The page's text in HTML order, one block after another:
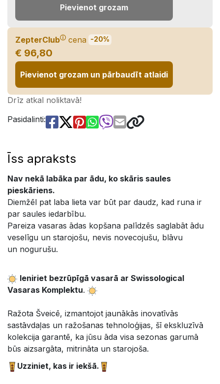
Pievienot grozam
ZepterClubⓘ cena -20%
€ 96,80
Pievienot grozam un pārbaudīt atlaidi
Drīz atkal noliktavā!
Pasidalinti:
Īss apraksts
Nav nekā labāka par ādu, ko skāris saules
pieskāriens.
Diemžēl pat laba lieta var būt par daudz, kad runa ir
par saules iedarbību.
Pareiza vasaras ādas kopšana palīdzēs saglabāt ādu
veselīgu un starojošu, nevis novecojušu, blāvu
un nogurušu.
Ieniriet bezrūpīgā vasarā ar Swissological
Vasaras Komplektu.
Ražota Šveicē, izmantojot jaunākās inovatīvās
sastāvdaļas un ražošanas tehnoloģijas, šī ekskluzīvā
kolekcija garantē, ka jūsu āda visa sezonas garumā
būs aizsargāta, mitrināta un starojoša.
Uzziniet, kas ir iekšā.